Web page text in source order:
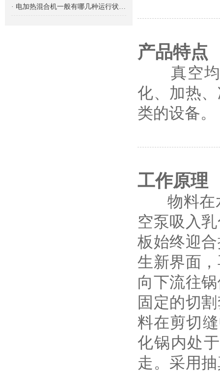
· 电加热混合机一般有哪几种运行状态？
产品特点
真空均
化、加热
类的设备。
工作原理
物料在水
空泵吸入
板始终迎
生新界面
向下流往
固定的切
料在剪切
化锅内处
走。采用